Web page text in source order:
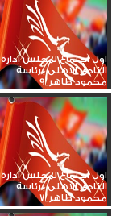
اول اجتماع لمجلس ادارة
النادى الاهلى برئاسة
محمود طاهر_9
اول اجتماع لمجلس ادارة
النادى الاهلى برئاسة
محمود طاهر_7